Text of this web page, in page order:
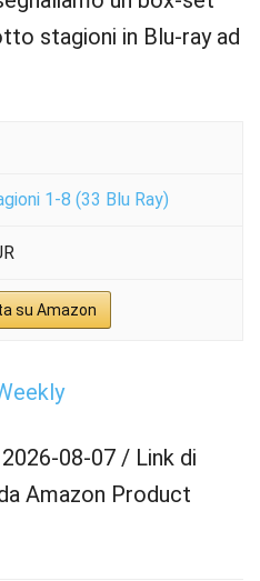
stagioni in Blu-ray ad
1-8 (33 Blu Ray)
su Amazon
08-07 / Link di
Amazon Product